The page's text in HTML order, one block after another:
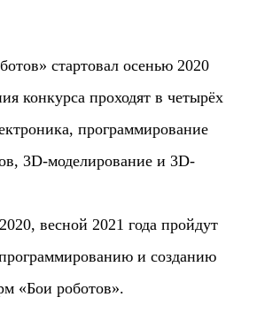
стартовал осенью 2020
конкурса проходят в четырёх
программирование
3D-моделирование и 3D-
весной 2021 года пройдут
и созданию
«Бои роботов».
нам в соцсетях:
данных
эксперты
лагерь